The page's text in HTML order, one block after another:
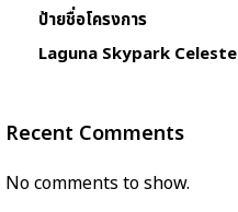
ป้ายชื่อโครงการ
Laguna Skypark Celeste
Recent Comments
No comments to show.